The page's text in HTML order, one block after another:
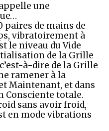
une
paires de mains de
vibratoirement à
le niveau du Vide
de la Grille
à-dire de la Grille
ramener à la
Maintenant, et dans
Consciente totale.
sans avoir froid,
en mode vibrations